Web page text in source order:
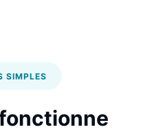
SIMPLES